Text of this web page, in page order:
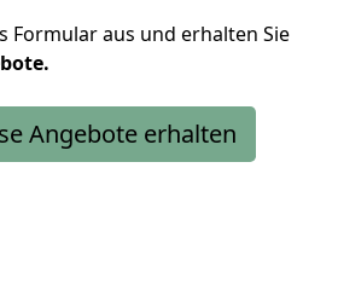
Formular aus und erhalten Sie
Angebote erhalten